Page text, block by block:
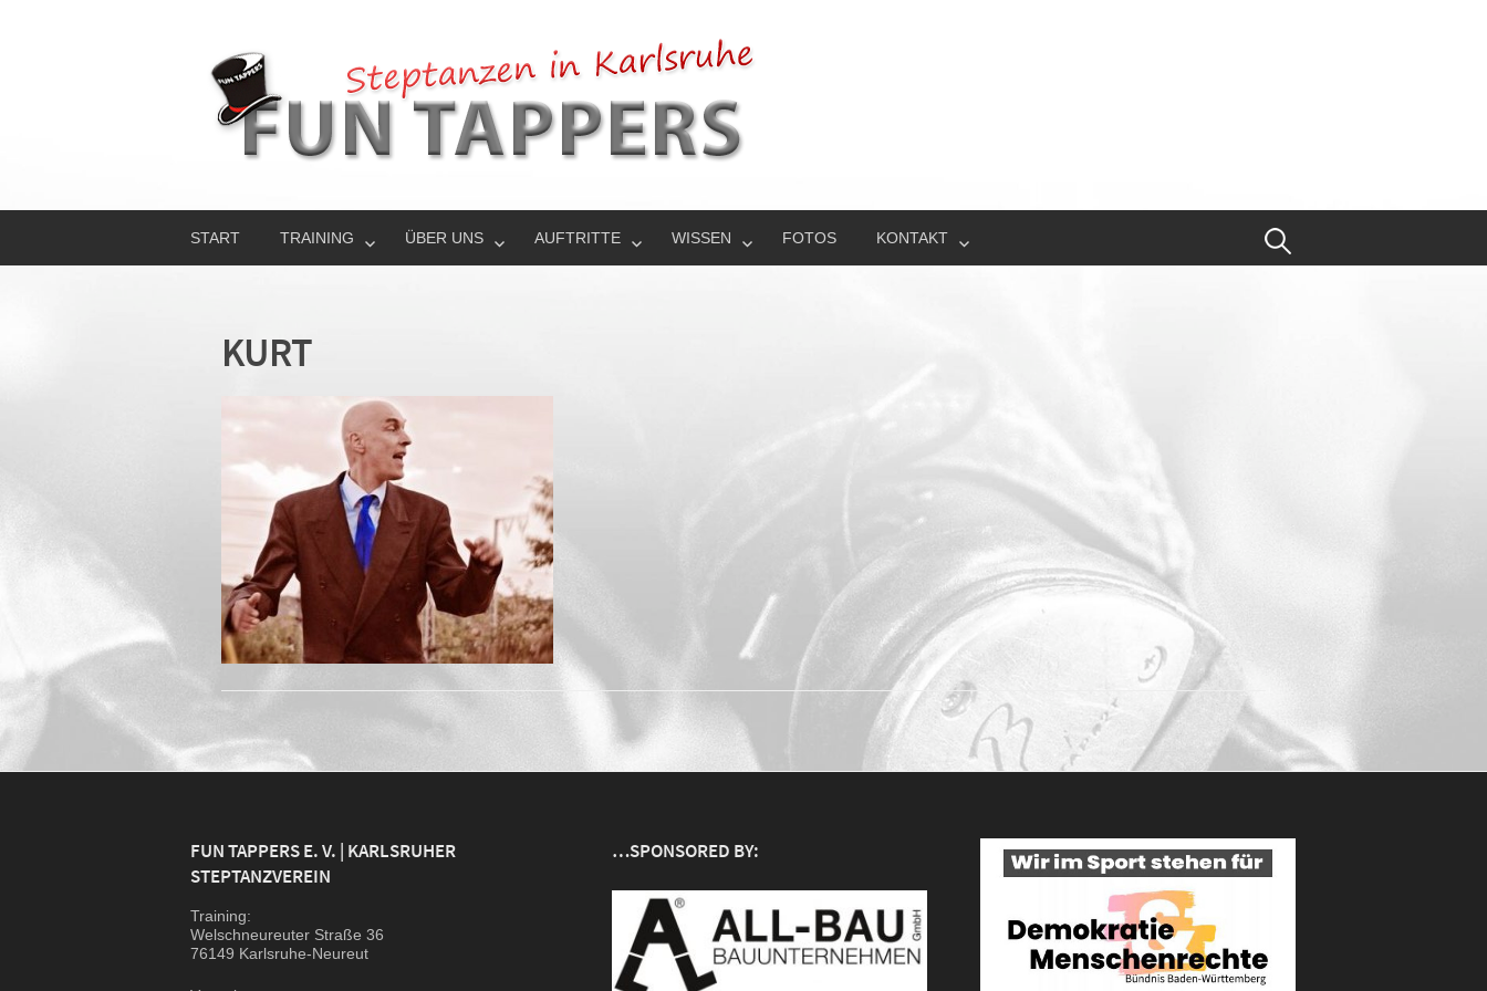
START TRAINING ÜBER UNS AUFTRITTE WISSEN FOTOS KONTAKT
KURT
FUN TAPPERS E. V. | KARLSRUHER
STEPTANZVEREIN
Trai­ning:
Wel­sch­neu­reu­ter Stra­ße 36
76149 Karlsruhe-Neureut
…SPONSORED BY: